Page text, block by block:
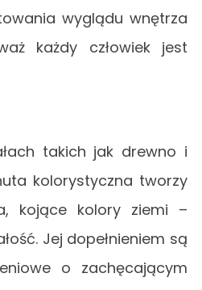
wyglądu wnętrza
każdy człowiek jest
takich jak drewno i
kolorystyczna tworzy
kojące kolory ziemi –
Jej dopełnieniem są
o zachęcającym